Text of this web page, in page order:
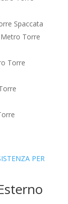
Spaccata
Metro Torre
Torre
PER